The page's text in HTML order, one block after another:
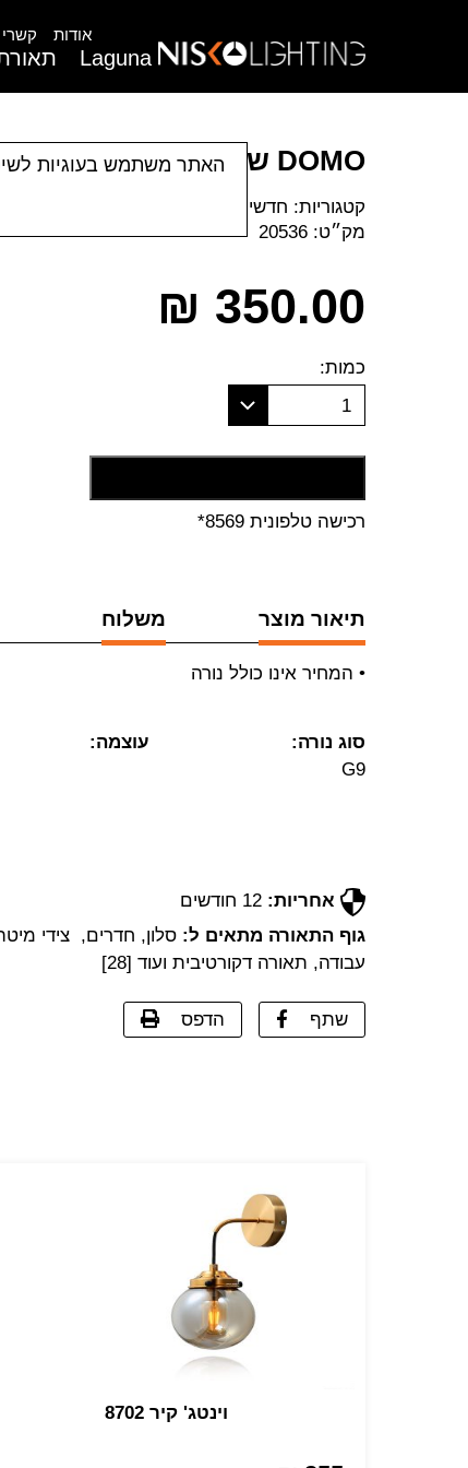
אודות קשרי
Laguna
DOMO שולחן
קטגוריות: חדשים
מק״ט:20536
350.00
₪
כמות:
1
רכישה טלפונית 8569*
תיאור מוצר משלוח
• המחיר אינו כולל נורה
סוג נורה:
G9
עוצמה:
אחריות: 12 חודשים
גוף התאורה מתאים ל:סלון, חדרים, צידי
עבודה, תאורה דקורטיבית ועוד [28]
שתף הדפס
וינטג' קיר 8702
האתר משתמש בעוגיות